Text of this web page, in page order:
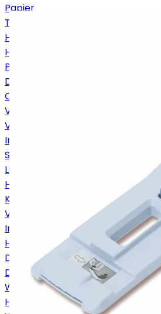
Papier
Toiletpapier
Handdoeken
Handdoekrollen
Poetsrollen
Dispensers Papier
Chemie
Vloerbeschermers
Vloerreinigers
Interieurreinigers
Sanitairreinigers
Luchtverfrissers
Handreinigers
Keukenreinigers
Vaatwasreinigers
Industriereinigers
Huishoudelijke reinigers
Desinfectiemiddelen
Dispensers Chemie
Wasmiddelen
Hulpmaterialen